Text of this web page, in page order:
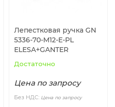
Лепестковая ручка GN
5336-70-M12-E-PL
ELESA+GANTER
Достаточно
Цена по запросу
Без НДС: Цена по запросу